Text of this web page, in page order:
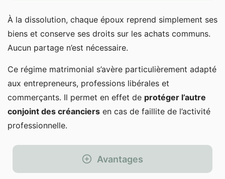
À la dissolution, chaque époux reprend simplement ses
biens et conserve ses droits sur les achats communs.
Aucun partage n’est nécessaire.
Ce régime matrimonial s’avère particulièrement adapté
aux entrepreneurs, professions libérales et
commerçants. Il permet en effet de protéger l’autre
conjoint des créanciers en cas de faillite de l’activité
professionnelle.
Avantages